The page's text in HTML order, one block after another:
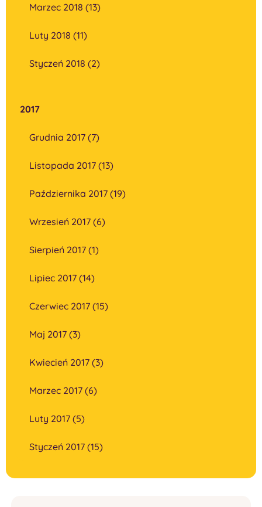
Marzec 2018 (13)
Luty 2018 (11)
Styczeń 2018 (2)
2017
Grudnia 2017 (7)
Listopada 2017 (13)
Października 2017 (19)
Wrzesień 2017 (6)
Sierpień 2017 (1)
Lipiec 2017 (14)
Czerwiec 2017 (15)
Maj 2017 (3)
Kwiecień 2017 (3)
Marzec 2017 (6)
Luty 2017 (5)
Styczeń 2017 (15)